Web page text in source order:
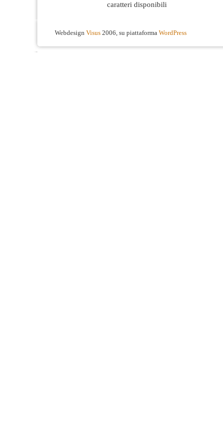
caratteri disponibili
Webdesign Visus 2006, su piattaforma WordPress